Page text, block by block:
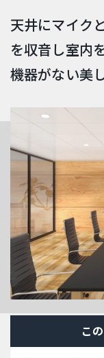
天井にマイク
を収音し室内
機器がない美
こ